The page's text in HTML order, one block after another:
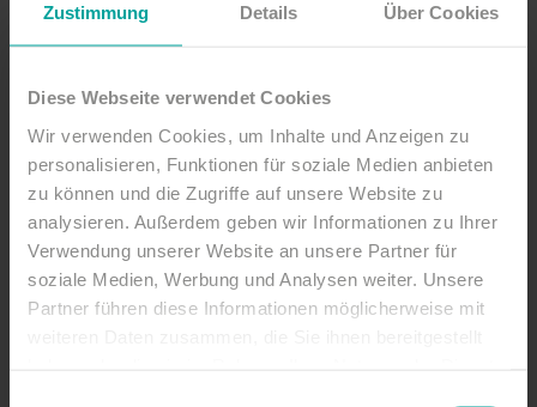
Zustimmung Details Über Cookies
Diese Webseite verwendet Cookies
Wir verwenden Cookies, um Inhalte und Anzeigen zu
personalisieren, Funktionen für soziale Medien anbieten
zu können und die Zugriffe auf unsere Website zu
analysieren. Außerdem geben wir Informationen zu Ihrer
Verwendung unserer Website an unsere Partner für
soziale Medien, Werbung und Analysen weiter. Unsere
Partner führen diese Informationen möglicherweise mit